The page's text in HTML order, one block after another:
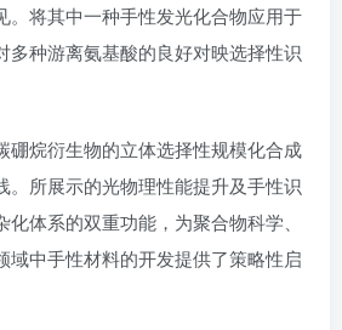
。将其中一种手性发光化合物应用于
多种游离氨基酸的良好对映选择性识
硼烷衍生物的立体选择性规模化合成
。所展示的光物理性能提升及手性识
体系的双重功能，为聚合物科学、
域中手性材料的开发提供了策略性启